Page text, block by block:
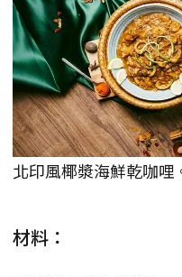
北印風椰漿海鮮乾咖
材料：